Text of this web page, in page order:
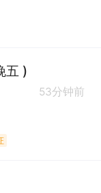
五 )
53分钟前